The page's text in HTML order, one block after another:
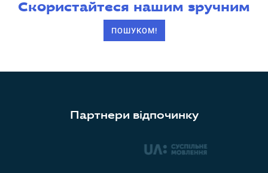
Скористайтеся нашим зручним
ПОШУКОМ!
Партнери відпочинку